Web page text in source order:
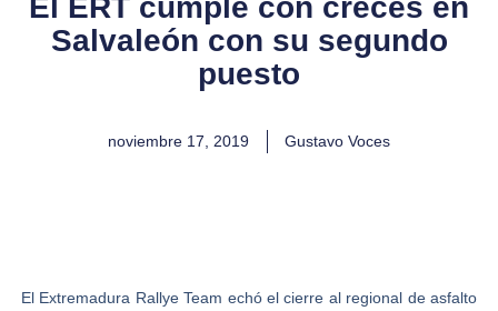
El ERT cumple con creces en
Salvaleón con su segundo
puesto
noviembre 17, 2019 Gustavo Voces
El Extremadura Rallye Team echó el cierre al regional de asfalto